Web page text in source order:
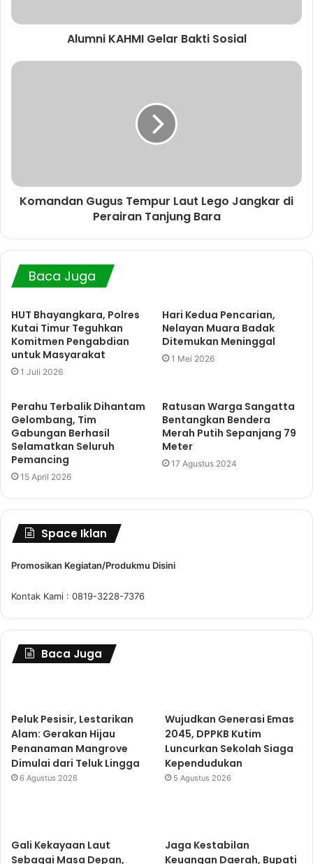
Alumni KAHMI Gelar Bakti Sosial
Komandan Gugus Tempur Laut Lego Jangkar di
Perairan Tanjung Bara
Baca Juga
HUT Bhayangkara, Polres
Kutai Timur Teguhkan
Komitmen Pengabdian
untuk Masyarakat
1 Juli 2026
Hari Kedua Pencarian,
Nelayan Muara Badak
Ditemukan Meninggal
1 Mei 2026
Perahu Terbalik Dihantam
Gelombang, Tim
Gabungan Berhasil
Selamatkan Seluruh
Pemancing
15 April 2026
Ratusan Warga Sangatta
Bentangkan Bendera
Merah Putih Sepanjang 79
Meter
17 Agustus 2024
Space Iklan
Promosikan Kegiatan/Produkmu Disini
Kontak Kami : 0819-3228-7376
Baca Juga
Peluk Pesisir, Lestarikan
Alam: Gerakan Hijau
Penanaman Mangrove
Dimulai dari Teluk Lingga
6 Agustus 2026
Wujudkan Generasi Emas
2045, DPPKB Kutim
Luncurkan Sekolah Siaga
Kependudukan
5 Agustus 2026
Gali Kekayaan Laut
Sebagai Masa Depan,
Jaga Kestabilan
Keuangan Daerah, Bupati